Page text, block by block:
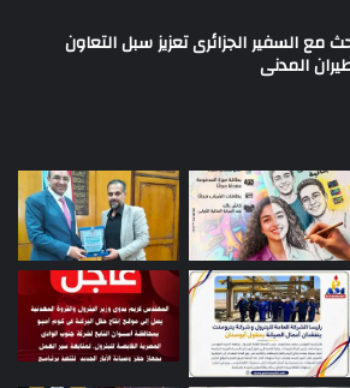
مع السفير الجزائرى تعزيز سبل التعاون
المدنى